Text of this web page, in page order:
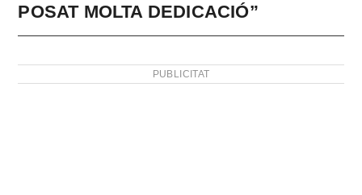
POSAT MOLTA DEDICACIÓ”
PUBLICITAT